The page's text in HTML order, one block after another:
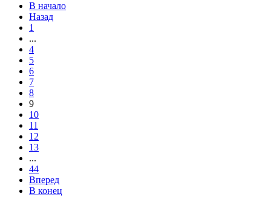
В начало
Назад
1
...
4
5
6
7
8
9
10
11
12
13
...
44
Вперед
В конец